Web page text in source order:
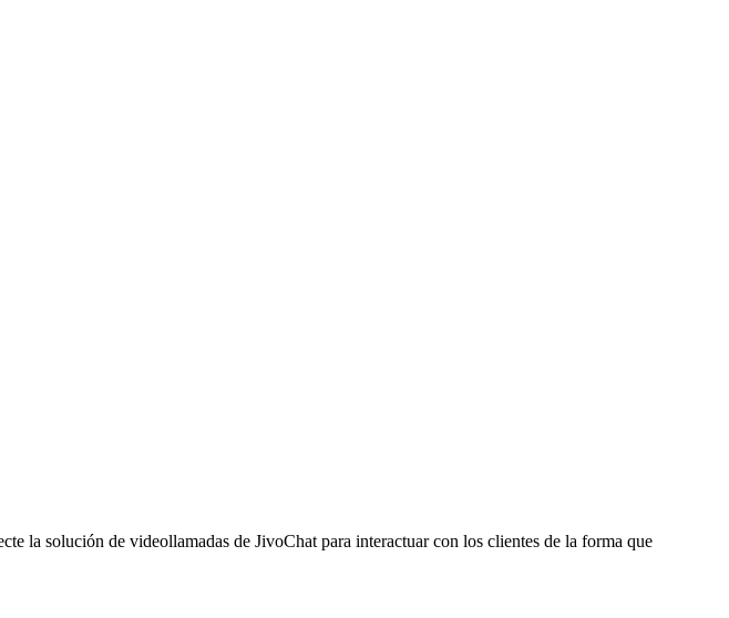
la solución de videollamadas de JivoChat para interactuar con los clientes de la forma que